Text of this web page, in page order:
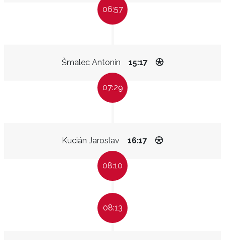
06:57
Šmalec Antonín 15:17
07:29
Kucián Jaroslav 16:17
08:10
08:13